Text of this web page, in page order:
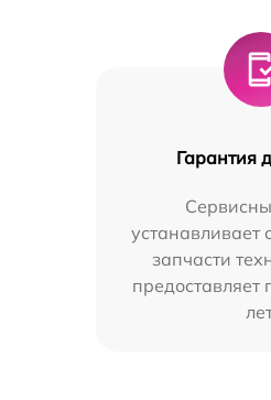
Гарантия
устанавливает
запчасти
предоставляет